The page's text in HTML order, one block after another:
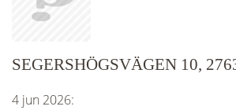
SEGERSHÖGSVÄGEN 10,
4 jun 2026: